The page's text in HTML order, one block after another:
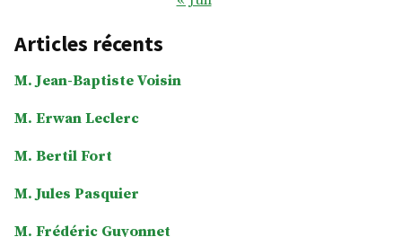
Articles récents
M. Jean-Baptiste Voisin
M. Erwan Leclerc
M. Bertil Fort
M. Jules Pasquier
M. Frédéric Guyonnet